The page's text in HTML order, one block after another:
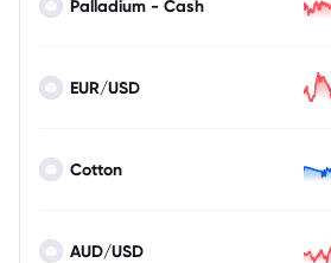
Palladium - Cash
EUR/USD
Cotton
AUD/USD